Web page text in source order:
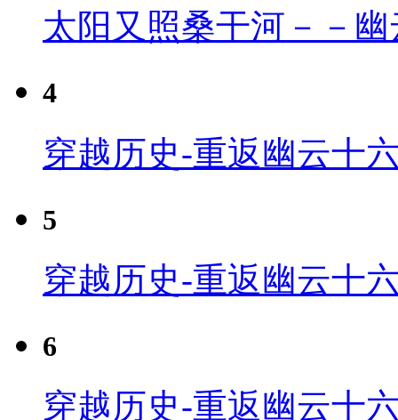
太阳又照桑干河－－
4
穿越历史-重返幽云十
5
穿越历史-重返幽云十
6
穿越历史-重返幽云十